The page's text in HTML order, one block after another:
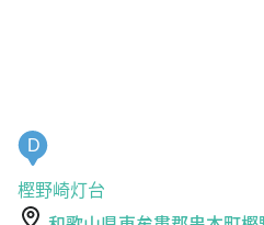
樫野崎灯台
和歌山県東牟婁郡串本町樫野